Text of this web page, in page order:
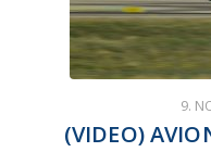
9.
(VIDEO)